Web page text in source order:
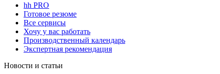
hh PRO
Готовое резюме
Все сервисы
Хочу у вас работать
Производственный календарь
Экспертная рекомендация
Новости и статьи